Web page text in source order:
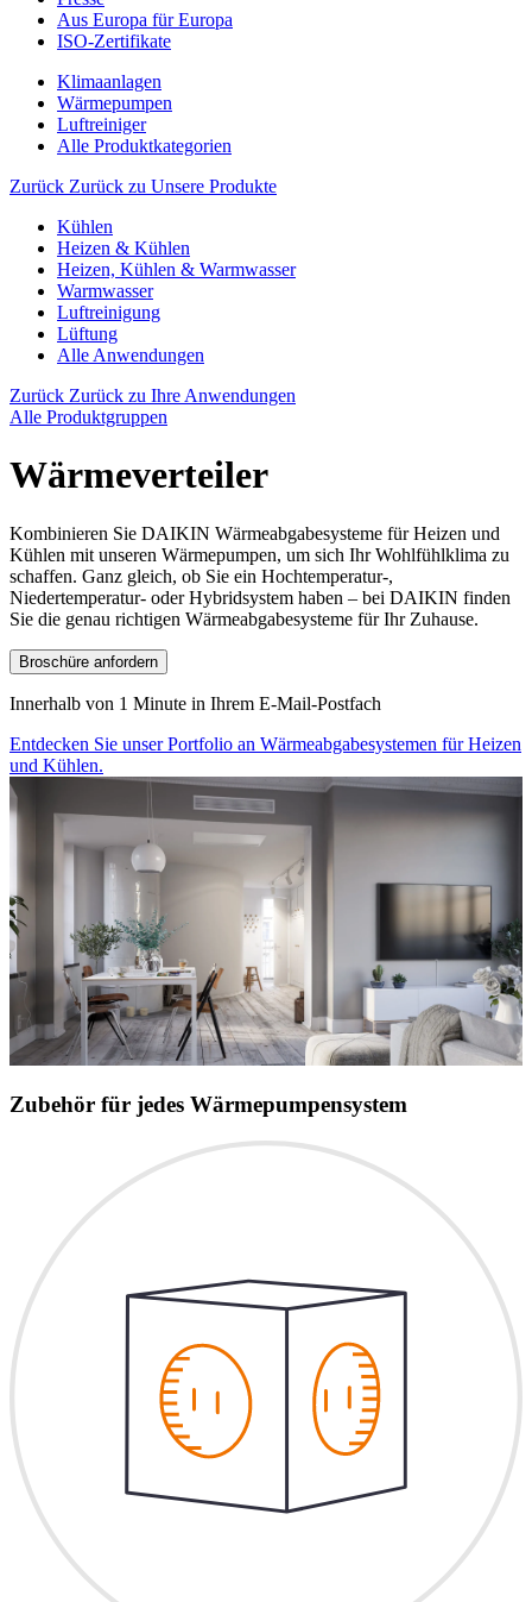
Aus Europa für Europa
ISO-Zertifikate
Klimaanlagen
Wärmepumpen
Luftreiniger
Alle Produktkategorien
Zurück Zurück zu Unsere Produkte
Kühlen
Heizen & Kühlen
Heizen, Kühlen & Warmwasser
Warmwasser
Luftreinigung
Lüftung
Alle Anwendungen
Zurück Zurück zu Ihre Anwendungen
Alle Produktgruppen
Wärmeverteiler
Kombinieren Sie DAIKIN Wärmeabgabesysteme für Heizen und
Kühlen mit unseren Wärmepumpen, um sich Ihr Wohlfühlklima zu
schaffen. Ganz gleich, ob Sie ein Hochtemperatur-,
Niedertemperatur- oder Hybridsystem haben – bei DAIKIN finden
Sie die genau richtigen Wärmeabgabesysteme für Ihr Zuhause.
Broschüre anfordern
Innerhalb von 1 Minute in Ihrem E-Mail-Postfach
Entdecken Sie unser Portfolio an Wärmeabgabesystemen für Heizen
und Kühlen.
Zubehör für jedes Wärmepumpensystem